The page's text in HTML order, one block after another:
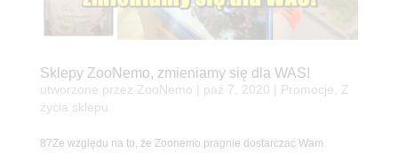
Sklepy ZooNemo, zmieniamy się dla WAS!
utworzone przez ZooNemo paź 7, 2020 Promocje
Z
życia sklepu
87Ze względu na to, że Zoonemo pragnie dostarczać Wam